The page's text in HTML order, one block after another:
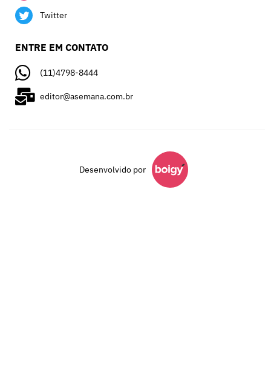
Twitter
ENTRE EM CONTATO
(11)4798-8444
editor@asemana.com.br
Desenvolvido por